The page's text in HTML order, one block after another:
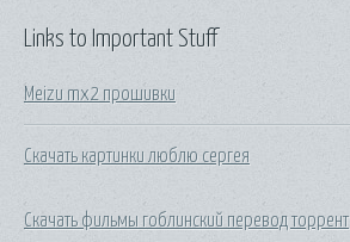
Links to Important Stuff
Meizu mx2 прошивки
Скачать картинки люблю сергея
Скачать фильмы гоблинский перевод торрент